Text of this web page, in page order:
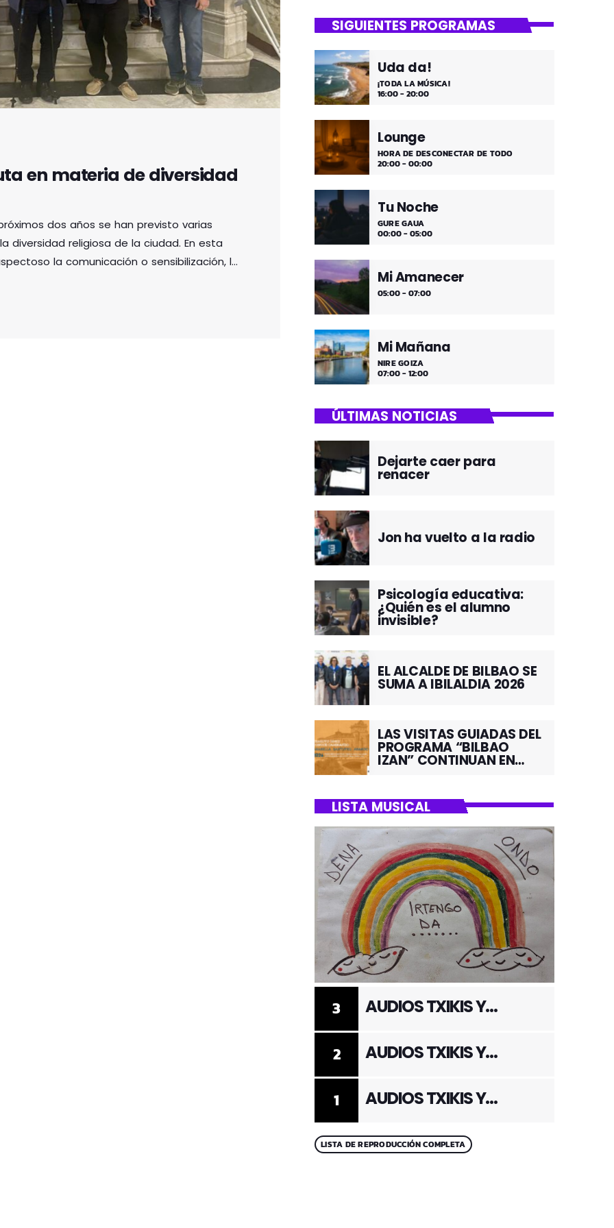
en materia de diversidad
dos años se han previsto varias
religiosa de la ciudad. En esta
la comunicación o sensibilización, la
entre los profesionales o la formación del
Mi Remember
medios días y comienzo de tarde de los
fines de semana, de 2 a 4. ¡Disfruta!
SIGUIENTES PROGRAMAS
Uda da!
¡TODA LA MÚSICA!
16:00 - 20:00
Lounge
HORA DE DESCONECTAR DE TODO
20:00 - 00:00
Tu Noche
GURE GAUA
00:00 - 05:00
Mi Amanecer
05:00 - 07:00
Mi Mañana
NIRE GOIZA
07:00 - 12:00
ÚLTIMAS NOTICIAS
Dejarte caer para
renacer
Jon ha vuelto a la radio
Psicología educativa:
¿Quién es el alumno
invisible?
EL ALCALDE DE BILBAO SE
SUMA A IBILALDIA 2026
LAS VISITAS GUIADAS DEL
PROGRAMA “BILBAO
IZAN” CONTINUAN EN
LISTA MUSICAL
1 AUDIOS TXIKIS Y
2 AUDIOS TXIKIS Y
3 AUDIOS TXIKIS Y
LISTA DE REPRODUCCIÓN COMPLETA